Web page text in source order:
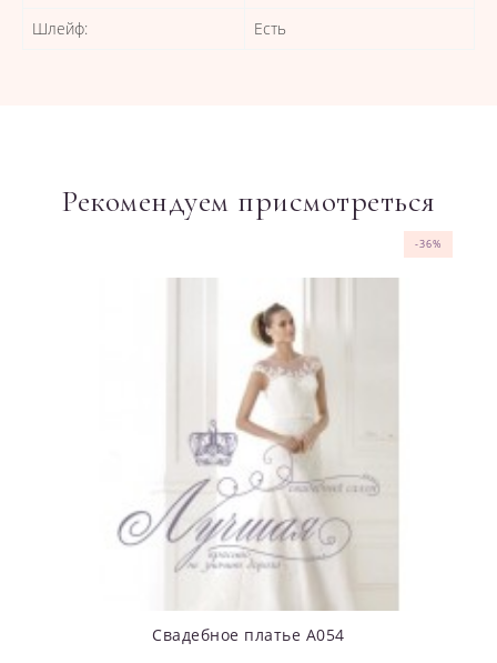
Шлейф:
Есть
Рекомендуем присмотреться
-36%
Свадебное платье А054
-36%
-36%
-37%
-36%
-36%
-36%
-36%
-36%